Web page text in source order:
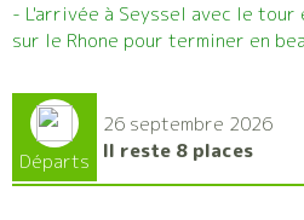
- L'arrivée à Seyssel avec le tour
sur le Rhone pour terminer en
Départs
26 septembre 2026
Il reste 8 places